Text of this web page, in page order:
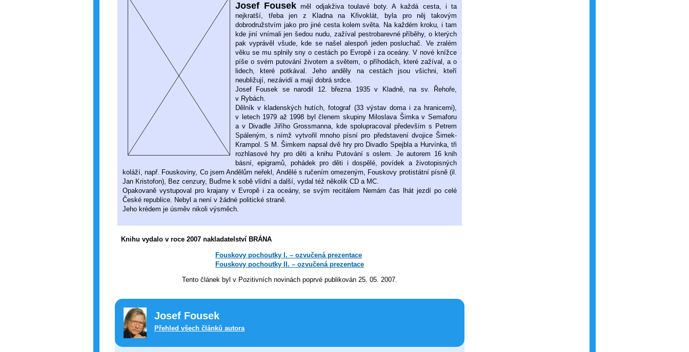
Josef Fousek měl odjakživa toulavé boty. A každá cesta, i ta
nejkratší, třeba jen z Kladna na Křivoklát, byla pro něj takovým
dobrodružstvím jako pro jiné cesta kolem světa. Na každém kroku, i tam
kde jiní vnímali jen šedou nudu, zažíval pestrobarevné příběhy, o kterých
pak vyprávěl všude, kde se našel alespoň jeden posluchač. Ve zralém
věku se mu splnily sny o cestách po Evropě i za oceány. V nové knížce
píše o svém putování životem a světem, o příhodách, které zažíval, a o
lidech, které potkával. Jeho anděly na cestách jsou všichni, kteří
neubližují, nezávidí a mají dobrá srdce.
Josef Fousek se narodil 12. března 1935 v Kladně, na sv. Řehoře,
v Rybách.
Dělník v kladenských hutích, fotograf (33 výstav doma i za hranicemi),
v letech 1979 až 1998 byl členem skupiny Miloslava Šimka v Semaforu
a v Divadle Jiřího Grossmanna, kde spolupracoval především s Petrem
Spáleným, s nímž vytvořil mnoho písní pro představení dvojice Šimek-
Krampol. S M. Šimkem napsal dvě hry pro Divadlo Spejbla a Hurvínka, tři
rozhlasové hry pro děti a knihu Putování s oslem. Je autorem 16 knih
básní, epigramů, pohádek pro děti i dospělé, povídek a životopisných
koláží, např. Fouskoviny, Co jsem Andělům neřekl, Andělé s ručením omezeným, Fouskovy protistátní písně (il.
Jan Kristofon), Bez cenzury, Buďme k sobě vlídní a další, vydal též několik CD a MC.
Opakovaně vystupoval pro krajany v Evropě i za oceány, se svým recitálem Nemám čas lhát jezdí po celé
České republice. Nebyl a není v žádné politické straně.
Jeho krédem je úsměv nikoli výsměch.
Knihu vydalo v roce 2007 nakladatelství BRÁNA
Fouskovy pochoutky I. – ozvučená prezentace
Fouskovy pochoutky II. – ozvučená prezentace
Tento článek byl v Pozitivních novinách poprvé publikován 25. 05. 2007.
Josef Fousek
Přehled všech článků autora